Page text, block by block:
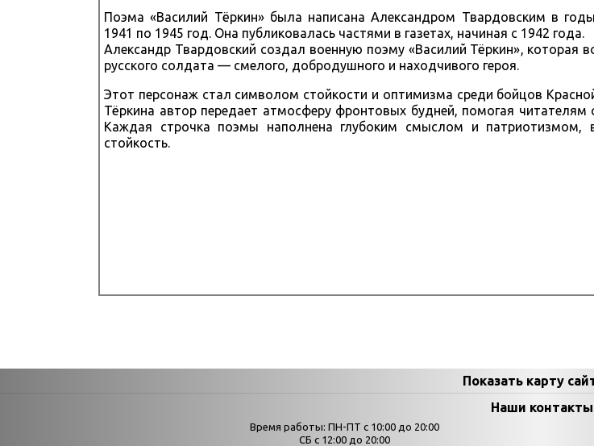
Поэма «Василий Тёркин» была написана Александром Твардовским в
1941 по 1945 год. Она публиковалась частями в газетах, начиная с 1942 года.
Александр Твардовский создал военную поэму «Василий Тёркин», которая
русского солдата — смелого, добродушного и находчивого героя.
Этот персонаж стал символом стойкости и оптимизма среди бойцов
Тёркина автор передает атмосферу фронтовых будней, помогая читателям
Каждая строчка поэмы наполнена глубоким смыслом и патриотизмом,
стойкость.
Показать карту
Наши контакты
Время работы: ПН-ПТ с 10:00 до 20:00
СБ с 12:00 до 20:00